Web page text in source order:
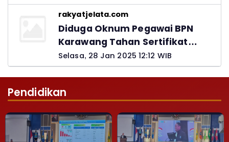
rakyatjelata.com
Diduga Oknum Pegawai BPN
Karawang Tahan Sertifikat
Pemohon PTSL
Selasa, 28 Jan 2025 12:12 WIB
Pendidikan